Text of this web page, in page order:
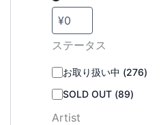
ステータス
お取り扱い中 (276)
SOLD OUT (89)
Artist